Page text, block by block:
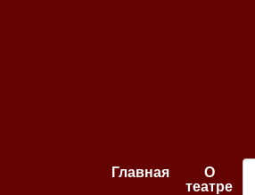
Главная
О
театре